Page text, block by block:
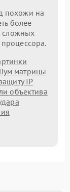
похожи на
более
сложных
матрицы
IP
объектива